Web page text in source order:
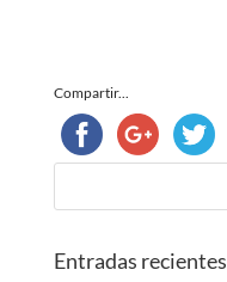
Compartir...
Entradas recientes